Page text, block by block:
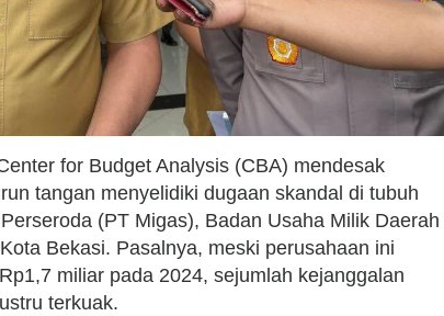
for Budget Analysis (CBA) mendesak
tangan menyelidiki dugaan skandal di tubuh
(PT Migas), Badan Usaha Milik Daerah
Bekasi. Pasalnya, meski perusahaan ini
miliar pada 2024, sejumlah kejanggalan
terkuak.